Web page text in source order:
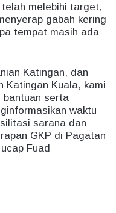
telah melebihi target,
gabah kering
tempat masih ada
Katingan, dan
Katingan Kuala, kami
bantuan serta
waktu
sarana dan
GKP di Pagatan
Fuad